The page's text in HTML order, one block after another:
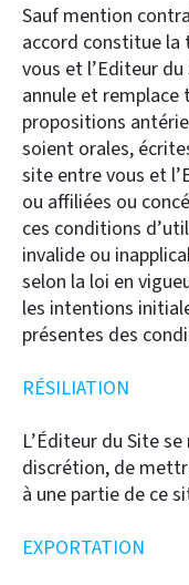
Sauf mention
accord constitue
vous et l’Editeur
annule et
propositions
soient orales,
site entre vous et
ou affiliées ou
ces conditions
invalide ou
selon la loi en
les intentions
présentes des
RÉSILIATION
L’Éditeur du Site
discrétion, de
à une partie de ce
EXPORTATION